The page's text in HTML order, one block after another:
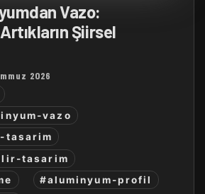
Vazo:
Şiirsel
2026
vazo
tasarim
tasarim
#aluminyum-profil